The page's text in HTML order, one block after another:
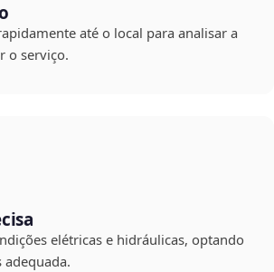
até o local para analisar a
o serviço.
elétricas e hidráulicas, optando
adequada.